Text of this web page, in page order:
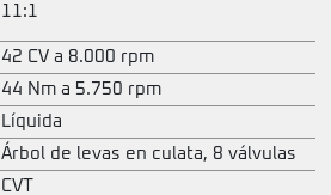
11:1
42 CV a 8.000 rpm
44 Nm a 5.750 rpm
Líquida
Árbol de levas en culata, 8 válvulas
CVT